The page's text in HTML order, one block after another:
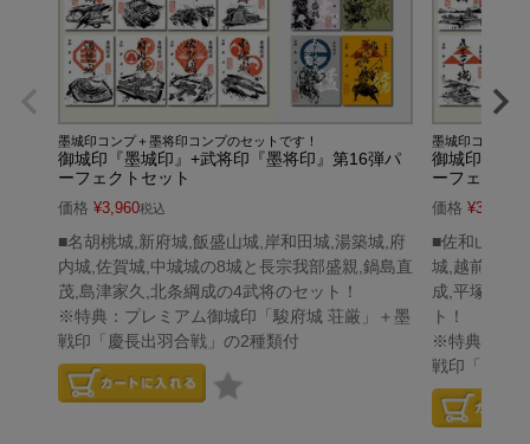
墨城印コンプ＋墨将印コンプのセットです！
御城印『墨城印』+武将印『墨将印』第16弾パ
ーフェクトセット
価格 ¥3,960税込
■名胡桃城,新府城,飯盛山城,岸和田城,湯築城,府
内城,佐賀城,中城城の8城と長宗我部盛親,鍋島直
茂,島津家久,北条綱成の4武将のセット！
※特典：プレミアム御城印「駿府城 荘厳」＋墨
戦印「慶長出羽合戦」の2種類付
墨城印コンプ＋
御城印『墨
ーフェクト
価格 ¥3,960
■佐和山城,
城,越前大野
成,平塚為広,
ト！
※特典：プ
戦印「第二